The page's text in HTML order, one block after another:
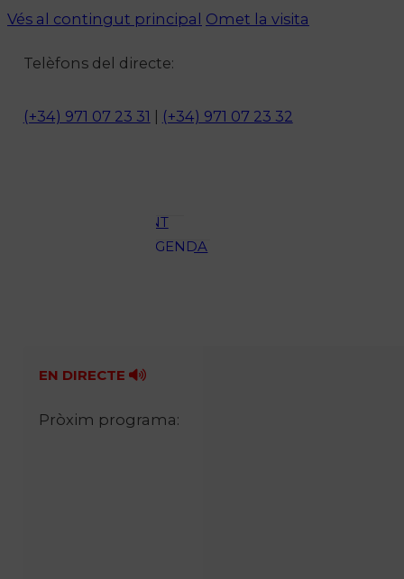
Vés al contingut principal Omet la visita
Telèfons del directe:
(+34) 971 07 23 31 (+34) 971 07 23 32
OCI
AMBIENT
AGENDA
Fes-te'n soci!
EN DIRECTE
Pròxim programa: